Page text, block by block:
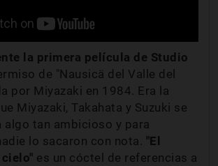
la primera película de Studio
de "Nausicä del Valle del
por Miyazaki en 1984. Era la
Miyazaki, Takahata y Suzuki se
algo tan ambicioso y para
lo sacaron con nota. "El
es un cóctel de referencias a